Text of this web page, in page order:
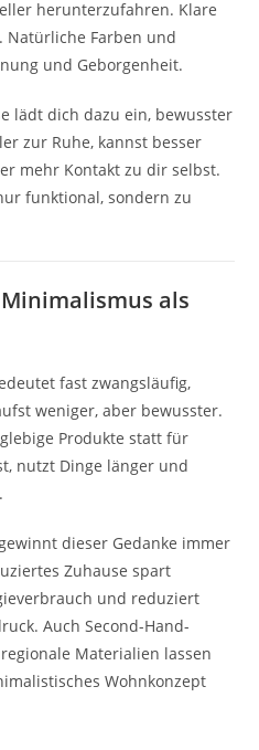
herunterzufahren. Klare
Natürliche Farben und
und Geborgenheit.
lädt dich dazu ein, bewusster
zur Ruhe, kannst besser
mehr Kontakt zu dir selbst.
funktional, sondern zu
als
fast zwangsläufig,
weniger, aber bewusster.
Produkte statt für
nutzt Dinge länger und
dieser Gedanke immer
Zuhause spart
und reduziert
Auch Second-Hand-
Materialien lassen
Wohnkonzept